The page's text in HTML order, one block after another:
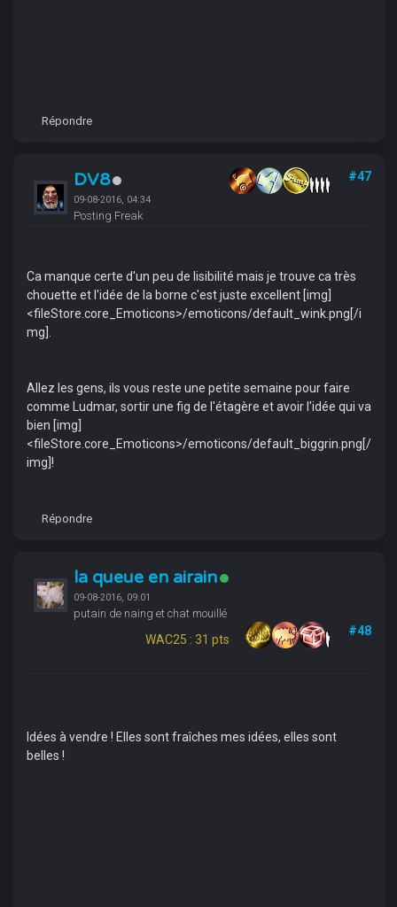
Répondre
DV8
09-08-2016, 04:34
Posting Freak
#47
Ca manque certe d'un peu de lisibilité mais je trouve ca très
chouette et l'idée de la borne c'est juste excellent [img]
<fileStore.core_Emoticons>/emoticons/default_wink.png[/i
mg].
Allez les gens, ils vous reste une petite semaine pour faire
comme Ludmar, sortir une fig de l'étagère et avoir l'idée qui va
bien [img]
<fileStore.core_Emoticons>/emoticons/default_biggrin.png[/
img]!
Répondre
la queue en airain
09-08-2016, 09:01
putain de naing et chat mouillé
WAC25 : 31 pts
#48
Idées à vendre ! Elles sont fraîches mes idées, elles sont
belles !